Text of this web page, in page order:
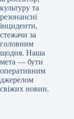
культуру та
резонансні
інциденти,
стежачи за
головним
щодня. Наша
мета — бути
оперативним
джерелом
свіжих новин.